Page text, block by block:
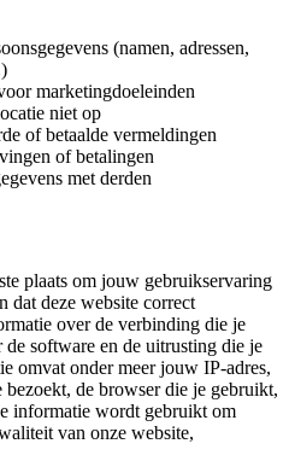
(namen, adressen,
marketingdoeleinden
niet op
of betaalde vermeldingen
of betalingen
met derden
plaats om jouw gebruikservaring
dat deze website correct
over de verbinding die je
software en de uitrusting die je
omvat onder meer jouw IP-adres,
de browser die je gebruikt,
informatie wordt gebruikt om
van onze website,